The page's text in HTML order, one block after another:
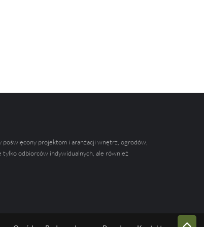
projektom i aranżacji wnętrz, ogrodów,
tylko odbiorców indywidualnych, ale również